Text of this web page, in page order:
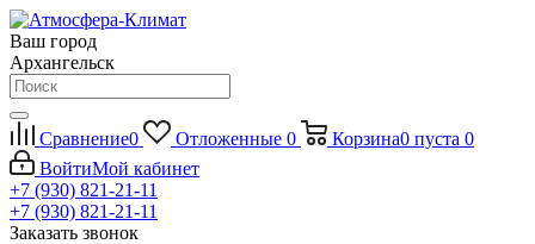
Ваш город
Архангельск
Сравнение0 Отложенные 0 Корзина0 пуста 0
ВойтиМой кабинет
+7 (930) 821-21-11
+7 (930) 821-21-11
Заказать звонок